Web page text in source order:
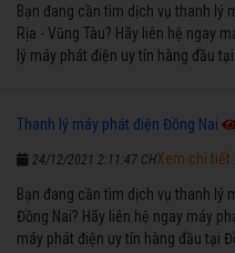
Bạn đang cần tìm dịch vụ thanh lý
Rịa - Vũng Tàu? Hãy liên hệ ngay
lý máy phát điện uy tín hàng đầu
Thanh lý máy phát điện Đồng Nai
24/12/2021 2:11:47 CH
Bạn đang cần tìm dịch vụ thanh lý
Đồng Nai? Hãy liên hệ ngay máy
máy phát điện uy tín hàng đầu tại
Xem chi tiết